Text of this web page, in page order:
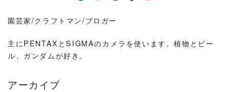
園芸家/クラフトマン/ブロガー
主にPENTAXとSIGMAのカメラを使います。植物とビー
ル、ガンダムが好き。
アーカイブ